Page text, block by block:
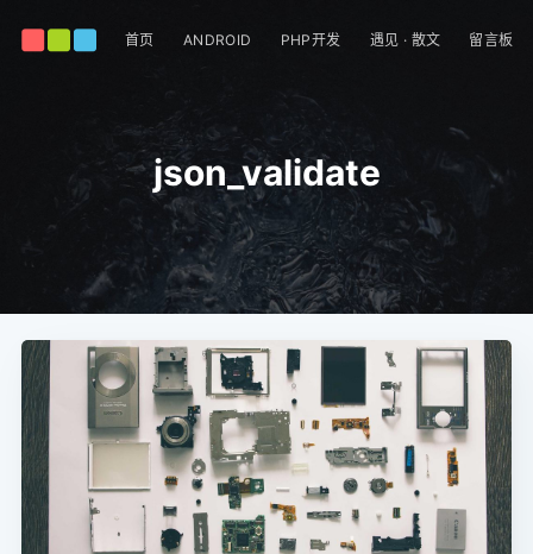
首页 ANDROID PHP开发 遇见 · 散文 留言板
json_validate